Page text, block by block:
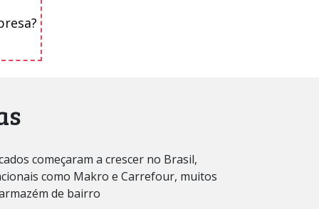
começaram a crescer no Brasil,
como Makro e Carrefour, muitos
de bairro